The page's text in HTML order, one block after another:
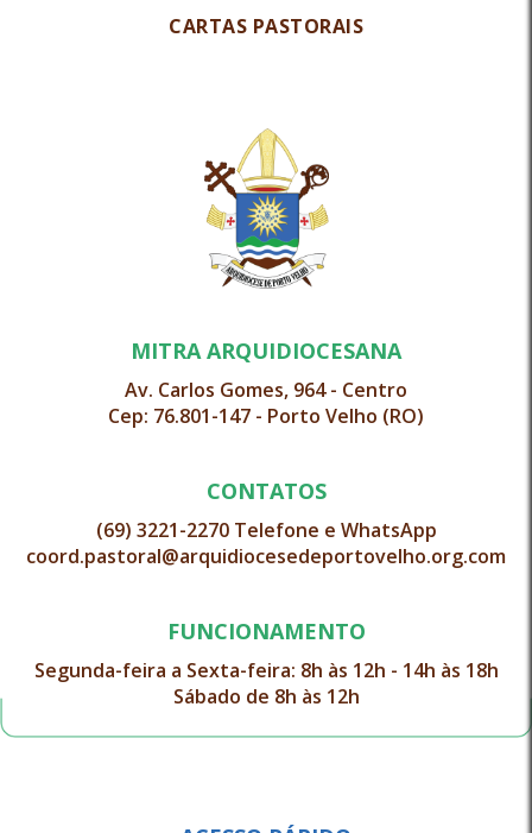
CARTAS PASTORAIS
MITRA ARQUIDIOCESANA
Av. Carlos Gomes, 964 - Centro
Cep: 76.801-147 - Porto Velho (RO)
CONTATOS
(69) 3221-2270 Telefone e WhatsApp
coord.pastoral@arquidiocesedeportovelho.org.com
FUNCIONAMENTO
Segunda-feira a Sexta-feira: 8h às 12h - 14h às 18h
Sábado de 8h às 12h